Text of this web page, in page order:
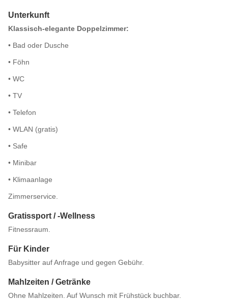
Unterkunft
Klassisch-elegante Doppelzimmer:
• Bad oder Dusche
• Föhn
• WC
• TV
• Telefon
• WLAN (gratis)
• Safe
• Minibar
• Klimaanlage
Zimmerservice.
Gratissport / -Wellness
Fitnessraum.
Für Kinder
Babysitter auf Anfrage und gegen Gebühr.
Mahlzeiten / Getränke
Ohne Mahlzeiten. Auf Wunsch mit Frühstück buchbar.